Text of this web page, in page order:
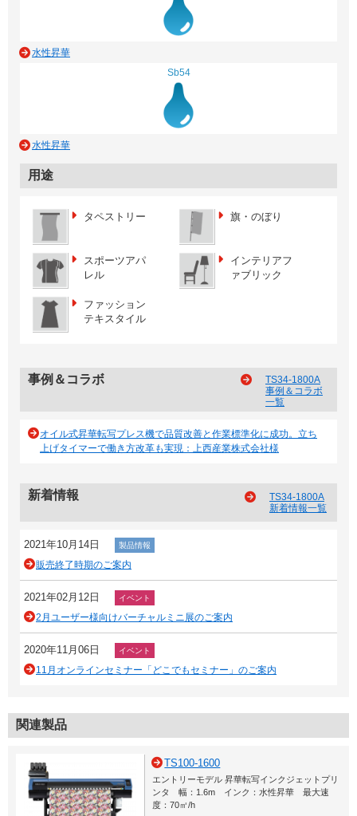
水性昇華
Sb54
水性昇華
用途
タペストリー 旗・のぼり
スポーツアパ
レル
インテリアフ
ァブリック
ファッション
テキスタイル
事例＆コラボ
TS34-1800A
事例＆コラボ
一覧
オイル式昇華転写プレス機で品質改善と作業標準化に成功。立ち
上げタイマーで働き方改革も実現：上西産業株式会社様
新着情報
TS34-1800A
新着情報一覧
2021年10月14日 製品情報
販売終了時期のご案内
2021年02月12日 イベント
2月ユーザー様向けバーチャルミニ展のご案内
2020年11月06日 イベント
11月オンラインセミナー「どこでもセミナー」のご案内
関連製品
TS100-1600
エントリーモデル 昇華転写インクジェットプリ
ンタ 幅：1.6m インク：水性昇華 最大速
度：70㎡/h